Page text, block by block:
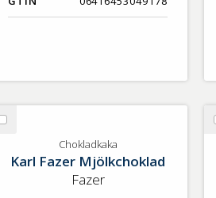
Välj
ChokladkakaChokladkaka
Karl Fazer Mjölkchoklad
Fazer